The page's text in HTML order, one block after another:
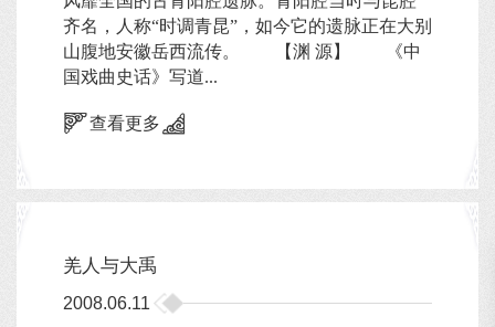
齐名，人称“时调青昆”，如今它的遗脉正在大别
山腹地安徽岳西流传。 【渊 源】 《中
国戏曲史话》写道...
查看更多
羌人与大禹
2008.06.11